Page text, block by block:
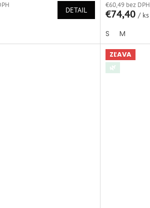
DETAIL
produktu
je
z
5
hviezdičiek.
€60,49 bez DPH
€74,40 / ks
S M
ZĽAVA
🌿